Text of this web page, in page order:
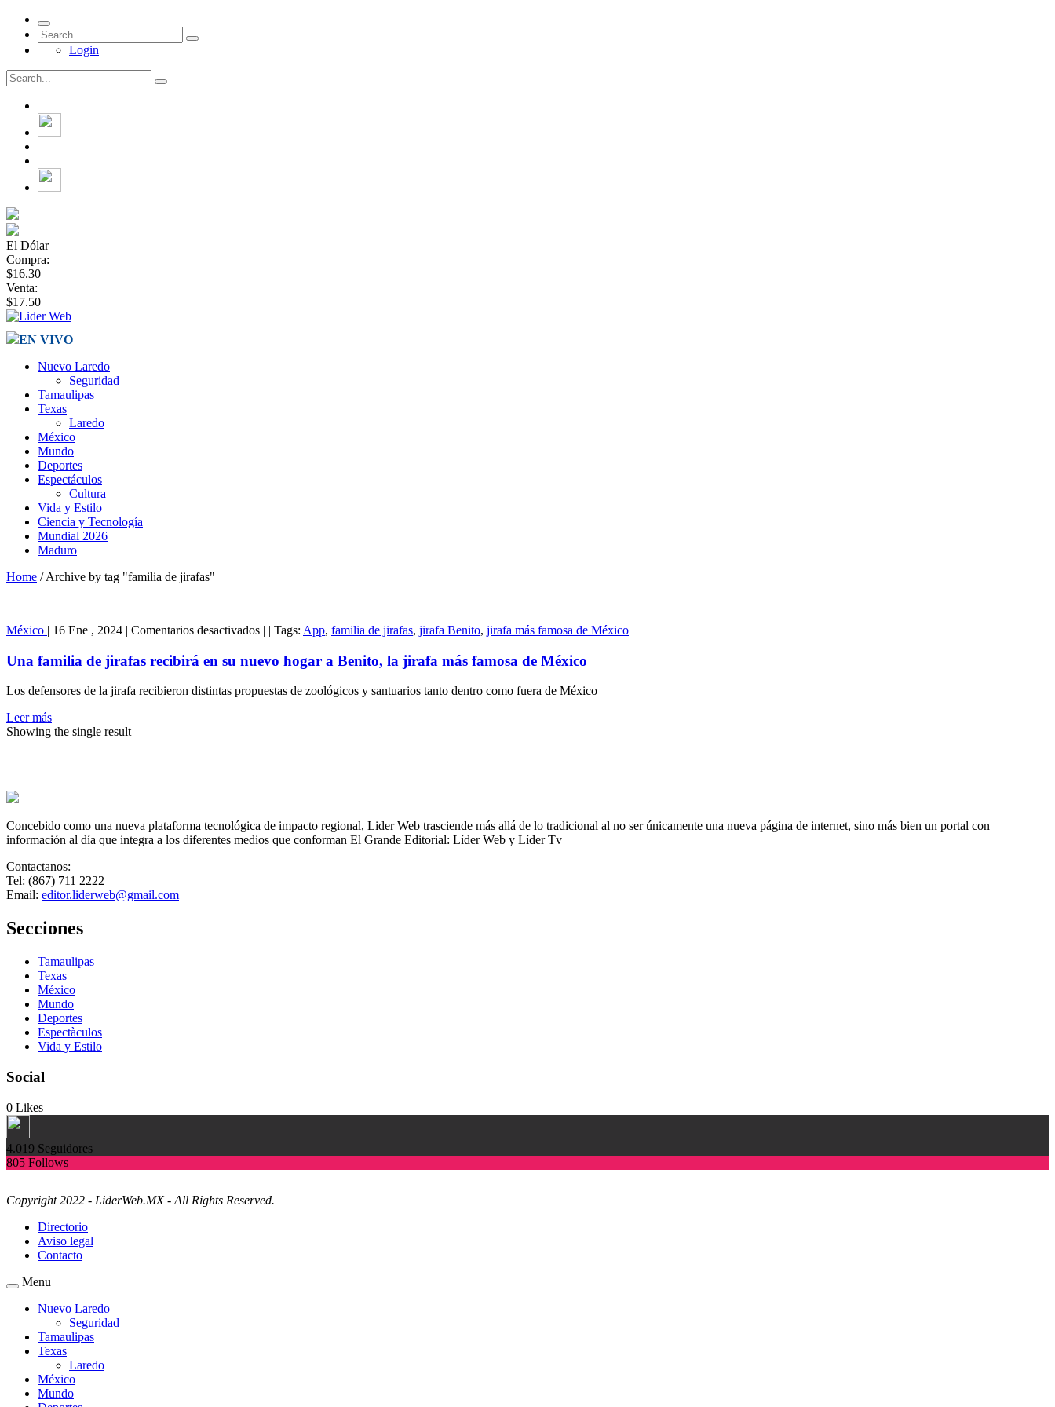
Login
El Dólar
Compra:
$16.30
Venta:
$17.50
EN VIVO
Nuevo Laredo
Seguridad
Tamaulipas
Texas
Laredo
México
Mundo
Deportes
Espectáculos
Cultura
Vida y Estilo
Ciencia y Tecnología
Mundial 2026
Maduro
Home / Archive by tag "familia de jirafas"
México | 16 Ene , 2024 | Comentarios desactivadosen
familia
de
jirafas
más
famosa
| | Tags: App, familia de jirafas, jirafa Benito, jirafa más famosa de México
Una familia de jirafas recibirá en su nuevo hogar a Benito, la jirafa más famosa de México
Los defensores de la jirafa recibieron distintas propuestas de zoológicos y santuarios tanto dentro como fuera de México
Leer más
Showing the single result
Concebido como una nueva plataforma tecnológica de impacto regional, Lider Web trasciende más allá de lo tradicional al no ser únicamente una nueva página de internet, sino más bien un portal con
información al día que integra a los diferentes medios que conforman El Grande Editorial: Líder Web y Líder Tv
Contactanos:
Tel: (867) 711 2222
Email: editor.liderweb@gmail.com
Secciones
Tamaulipas
Texas
México
Mundo
Deportes
Espectàculos
Vida y Estilo
Social
0 Likes
4.019 Seguidores
805 Follows
Copyright 2022 - LiderWeb.MX - All Rights Reserved.
Directorio
Aviso legal
Contacto
Menu
Nuevo Laredo
Seguridad
Tamaulipas
Texas
Laredo
México
Mundo